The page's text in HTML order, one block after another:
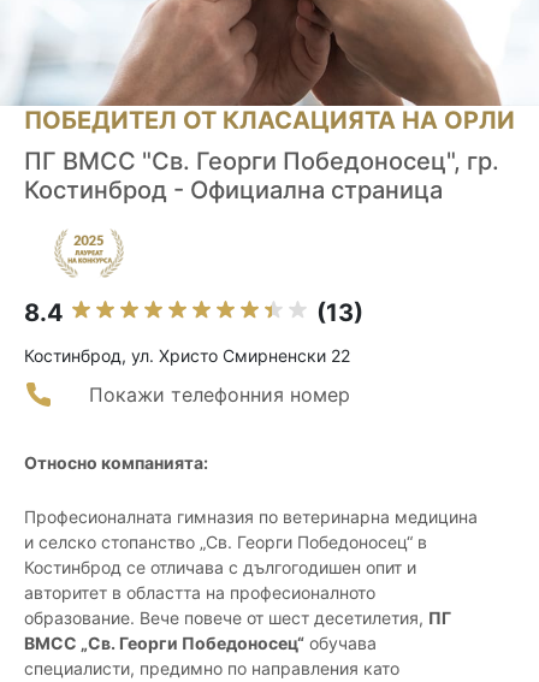
ПОБЕДИТЕЛ ОТ КЛАСАЦИЯТА НА ОРЛИ
ПГ ВМСС "Св. Георги Победоносец", гр.
Костинброд - Официална страница
8.4 (13)
Костинброд, ул. Христо Смирненски 22
Покажи телефонния номер
Относно компанията:
Професионалната гимназия по ветеринарна медицина
и селско стопанство „Св. Георги Победоносец“ в
Костинброд се отличава с дългогодишен опит и
авторитет в областта на професионалното
образование. Вече повече от шест десетилетия, ПГ
ВМСС „Св. Георги Победоносец“ обучава
специалисти, предимно по направления като